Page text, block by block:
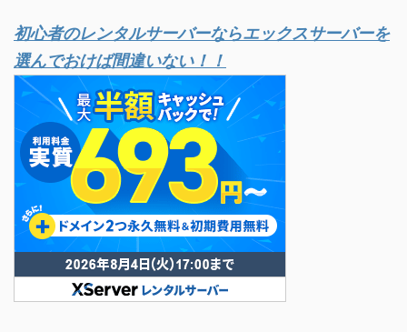
初心者のレンタルサーバーならエックスサーバーを
選んでおけば間違いない！！